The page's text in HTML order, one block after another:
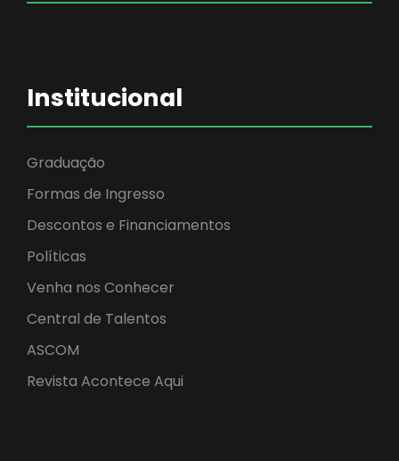
Institucional
Graduação
Formas de Ingresso
Descontos e Financiamentos
Políticas
Venha nos Conhecer
Central de Talentos
ASCOM
Revista Acontece Aqui